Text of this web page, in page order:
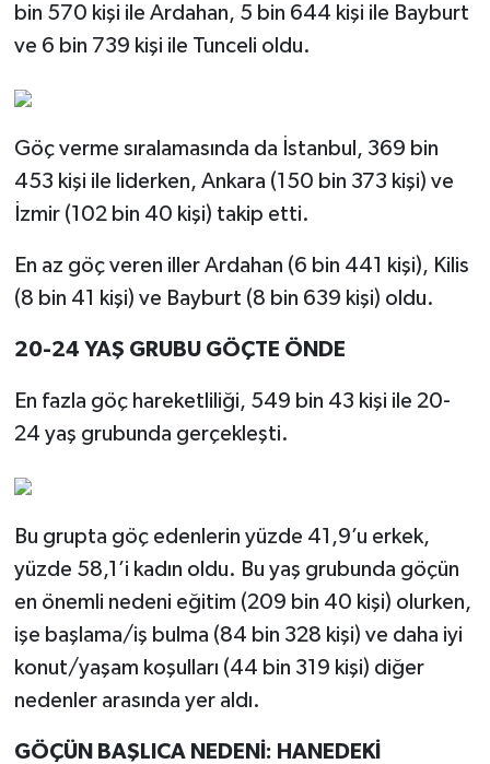
bin 570 kişi ile Ardahan, 5 bin 644 kişi ile Bayburt
ve 6 bin 739 kişi ile Tunceli oldu.
Göç verme sıralamasında da İstanbul, 369 bin
453 kişi ile liderken, Ankara (150 bin 373 kişi) ve
İzmir (102 bin 40 kişi) takip etti.
En az göç veren iller Ardahan (6 bin 441 kişi), Kilis
(8 bin 41 kişi) ve Bayburt (8 bin 639 kişi) oldu.
20-24 YAŞ GRUBU GÖÇTE ÖNDE
En fazla göç hareketliliği, 549 bin 43 kişi ile 20-
24 yaş grubunda gerçekleşti.
Bu grupta göç edenlerin yüzde 41,9’u erkek,
yüzde 58,1’i kadın oldu. Bu yaş grubunda göçün
en önemli nedeni eğitim (209 bin 40 kişi) olurken,
işe başlama/iş bulma (84 bin 328 kişi) ve daha iyi
konut/yaşam koşulları (44 bin 319 kişi) diğer
nedenler arasında yer aldı.
GÖÇÜN BAŞLICA NEDENİ: HANEDEKİ